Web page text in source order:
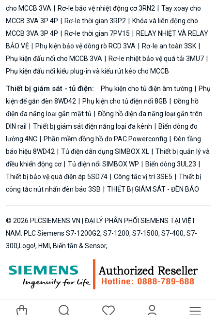
cho MCCB 3VA
Rơ-le bảo vệ nhiệt động cơ 3RN2
Tay xoay cho
MCCB 3VA 3P 4P
Rơ-le thời gian 3RP2
Khóa và liên động cho
MCCB 3VA 3P 4P
Rơ-le thời gian 7PV15
RELAY NHIỆT VÀ RELAY
BẢO VỆ
Phụ kiện bảo vệ dòng rò RCD 3VA
Rơ-le an toàn 3SK
Phụ kiện đấu nối cho MCCB 3VA
Rơ-le nhiệt bảo vệ quá tải 3MU7
Phụ kiện đấu nối kiểu plug-in và kiểu rút kéo cho MCCB
Thiết bị giám sát - tủ điện: Phụ kiện cho tủ điện âm tường
Phụ
kiện để gắn đèn 8WD42
Phụ kiện cho tủ điện nổi 8GB
Đồng hồ
điện đa năng loại gắn mặt tủ
Đồng hồ điện đa năng loại gắn trên
DIN rail
Thiết bị giám sát điện năng loại đa kênh
Biến dòng đo
lường 4NC
Phần mềm đồng hồ đo PAC Powerconfig
Đèn tầng
báo hiệu 8WD42
Tủ điện dân dụng SIMBOX XL
Thiết bị quản lý và
điều khiển động cơ
Tủ điện nổi SIMBOX WP
Biến dòng 3UL23
Thiết bị bảo vệ quá điện áp 5SD74
Công tắc vị trí 3SE5
Thiết bị
công tắc nút nhấn đèn báo 3SB
THIẾT BỊ GIÁM SÁT - ĐÈN BÁO
© 2026 PLCSIEMENS.VN | ĐẠI LÝ PHÂN PHỐI SIEMENS TẠI VIỆT
NAM. PLC Siemens S7-1200G2, S7-1200, S7-1500, S7-400, S7-
300,Logo!, HMI, Biến tần & Sensor,...